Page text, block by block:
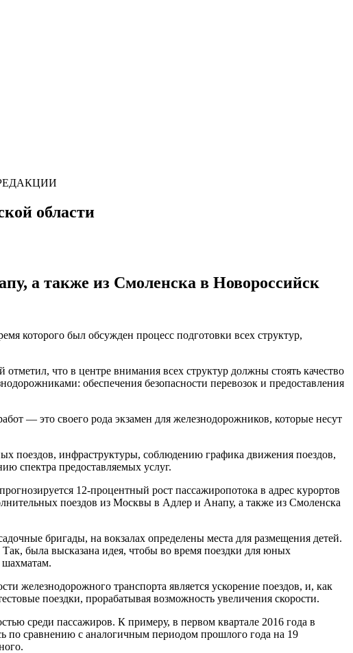
области
а также из Смоленска в Новороссийск
которого был обсужден процесс подготовки всех структур,
что в центре внимания всех структур должны стоять качество
обеспечения безопасности перевозок и предоставления
— это своего рода экзамен для железнодорожников, которые несут
поездов, инфраструктуры, соблюдению графика движения поездов,
спектра предоставляемых услуг.
12-процентный рост пассажиропотока в адрес курортов
поездов из Москвы в Адлер и Анапу, а также из Смоленска
бригады, на вокзалах определены места для размещения детей.
была высказана идея, чтобы во время поездки для юных
железнодорожного транспорта является ускорение поездов, и, как
поездки, прорабатывая возможность увеличения скорости.
среди пассажиров. К примеру, в первом квартале 2016 года в
по сравнению с аналогичным периодом прошлого года на 19